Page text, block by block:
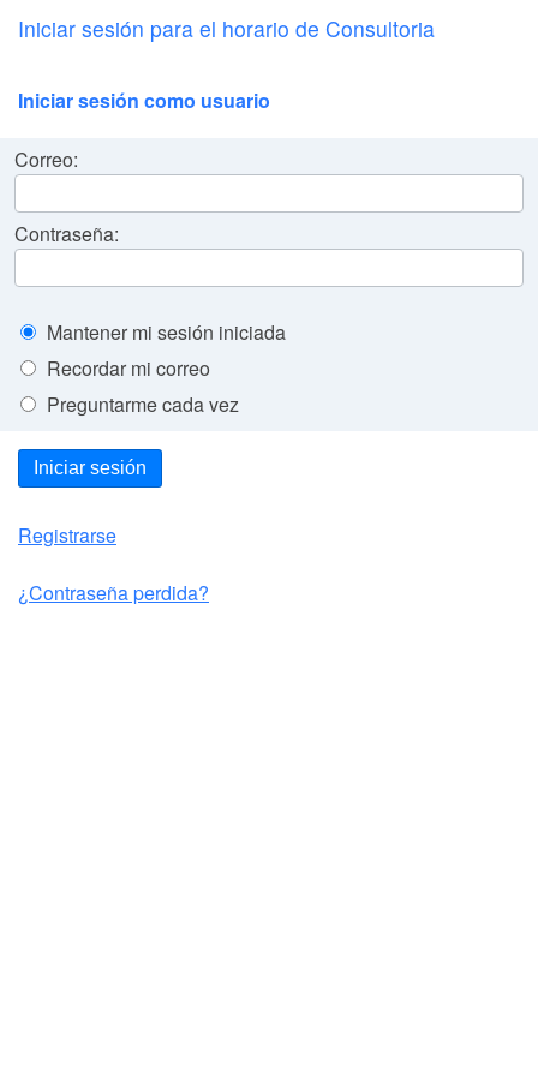
Iniciar sesión para el horario de Consultoria
Iniciar sesión como usuario
Correo:
Contraseña:
Mantener mi sesión iniciada
Recordar mi correo
Preguntarme cada vez
Iniciar sesión
Registrarse
¿Contraseña perdida?